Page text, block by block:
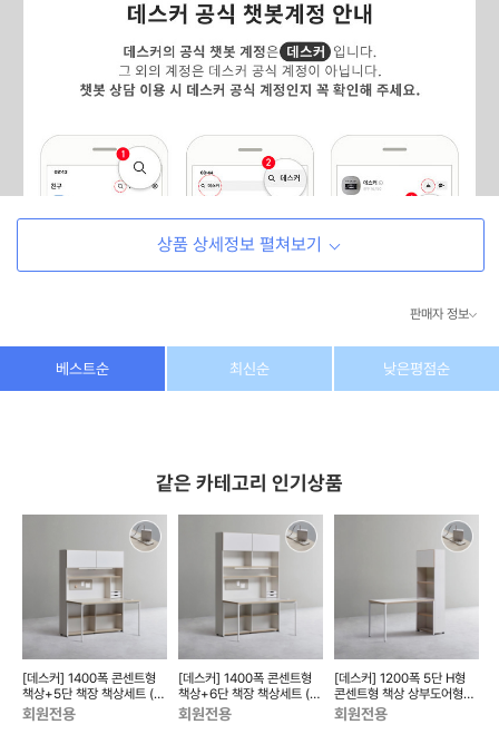
상품 상세정보 펼쳐보기
판매자 정보
상호/대표자 (주) 동이커머스
dongeecom@naver.com
소재지 경기도 고양시 덕양구 꽃마을로64, 1235호
베스트순 최신순 낮은평점순
같은 카테고리 인기상품
[데스커] 1400폭 콘센트형
책상+5단 책장 책상세트 (조
명, 도어 포함)
DSCJ145A...
회원전용
[데스커] 1400폭 콘센트형
책상+6단 책장 책상세트 (조
명, 도어 포함)
DSCJ146A...
회원전용
[데스커] 1200폭 5단 H형
콘센트형 책상 상부도어형
DSCJ165S
회원전용